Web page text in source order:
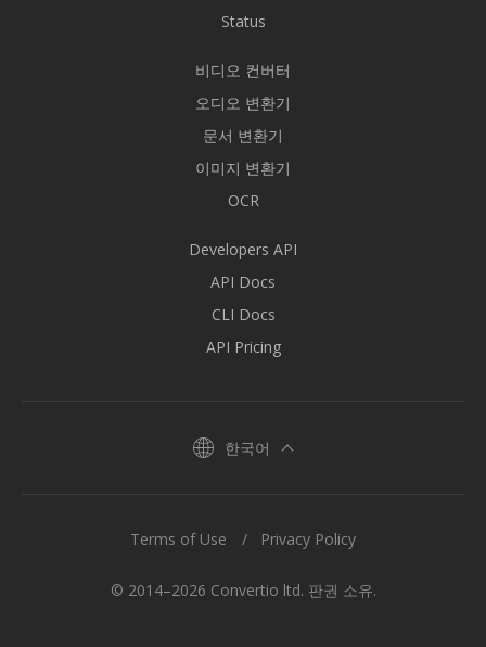
Status
비디오 컨버터
오디오 변환기
문서 변환기
이미지 변환기
OCR
Developers API
API Docs
CLI Docs
API Pricing
한국어
© 2014–2026 Convertio ltd. 판권 소유.
Terms of Use Privacy Policy